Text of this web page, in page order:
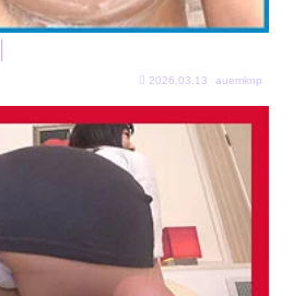
2026.03.13 auemknp